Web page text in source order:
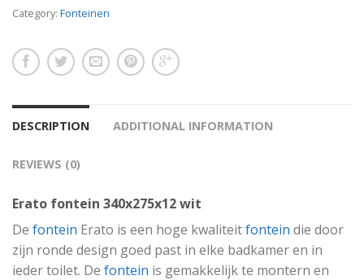
Category: Fonteinen
DESCRIPTION ADDITIONAL INFORMATION
REVIEWS (0)
Erato fontein 340x275x12 wit
De fontein Erato is een hoge kwaliteitfontein die door
zijn ronde design goed past in elke badkamer en in
ieder toilet. De fontein is gemakkelijk te montern en